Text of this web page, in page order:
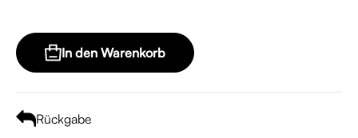
In den Warenkorb
Rückgabe